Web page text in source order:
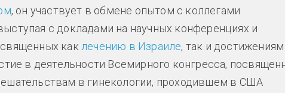
, он участвует в обмене опытом с коллегами
с докладами на научных конференциях и
каклечению в Израиле, так и достижениям
в деятельности Всемирного конгресса,
в гинекологии, проходившем в США